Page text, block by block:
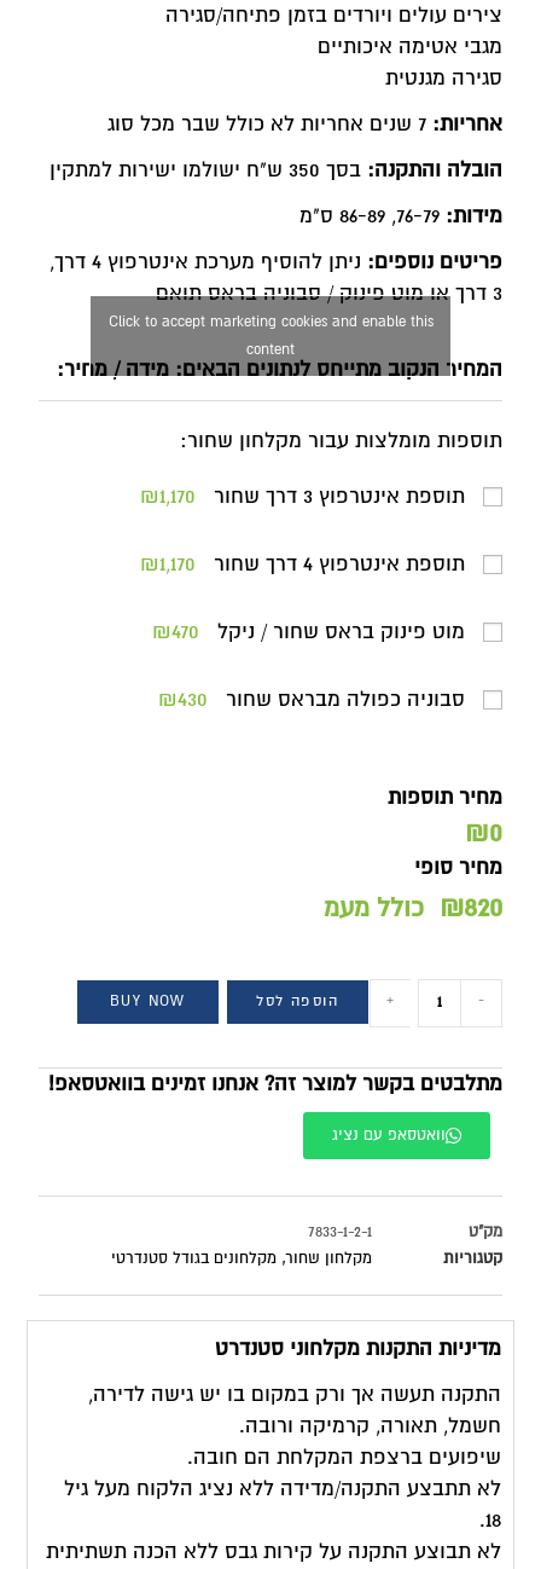
צירים עולים ויורדים בזמן פתיחה/סגירה
מגבי אטימה איכותיים
סגירה מגנטית
אחריות: 7 שנים אחריות לא כולל שבר מכל סוג
הובלה והתקנה: בסך 350 ש"ח ישולמו ישירות למתקין
מידות: 76-79, 86-89 ס"מ
פריטים נוספים:
ניתן להוסיף מערכת אינטרפוץ 4 דרך,
3 דרך או מוט פינוק / סבוניה בראס תואם
Click to accept marketing cookies and enable this
content
המחיר הנקוב מתייחס לנתונים הבאים: מידה / מחיר:
תוספות מומלצות עבור מקלחון שחור:
תוספת אינטרפוץ 3 דרך שחור ₪1,170
תוספת אינטרפוץ 4 דרך שחור ₪1,170
מוט פינוק בראס שחור / ניקל ₪470
סבוניה כפולה מבראס שחור ₪430
מחיר תוספות
₪0
מחיר סופי
₪820 כולל מעמ
-
+ הוספה לסל BUY NOW
מתלבטים בקשר למוצר זה? אנחנו זמינים בוואטסאפ!
וואטסאפ עם נציג
מק"ט
7833-1-2-1
קטגוריות
מקלחון שחור,מקלחונים בגודל סטנדרטי
מדיניות התקנות מקלחוני סטנדרט
התקנה תעשה אך ורק במקום בו יש גישה לדירה,
חשמל, תאורה, קרמיקה ורובה.
שיפועים ברצפת המקלחת הם חובה.
לא תתבצע התקנה/מדידה ללא נציג הלקוח מעל גיל
18.
לא תבוצע התקנה על קירות גבס ללא הכנה תשתיתית